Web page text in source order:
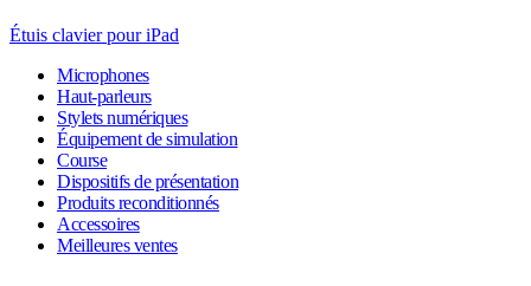
Étuis clavier pour iPad
Microphones
Haut-parleurs
Stylets numériques
Équipement de simulation
Course
Dispositifs de présentation
Produits reconditionnés
Accessoires
Meilleures ventes